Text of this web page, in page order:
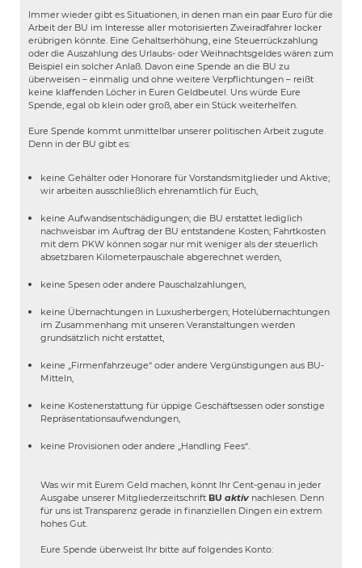
Immer wieder gibt es Situationen, in denen man ein paar Euro für die
Arbeit der BU im Interesse aller motorisierten Zweiradfahrer locker
erübrigen könnte. Eine Gehaltserhöhung, eine Steuerrückzahlung
oder die Auszahlung des Urlaubs- oder Weihnachtsgeldes wären zum
Beispiel ein solcher Anlaß. Davon eine Spende an die BU zu
überweisen – einmalig und ohne weitere Verpflichtungen – reißt
keine klaffenden Löcher in Euren Geldbeutel. Uns würde Eure
Spende, egal ob klein oder groß, aber ein Stück weiterhelfen.
Eure Spende kommt unmittelbar unserer politischen Arbeit zugute.
Denn in der BU gibt es:
keine Gehälter oder Honorare für Vorstandsmitglieder und Aktive;
wir arbeiten ausschließlich ehrenamtlich für Euch,
keine Aufwandsentschädigungen; die BU erstattet lediglich
nachweisbar im Auftrag der BU entstandene Kosten; Fahrtkosten
mit dem PKW können sogar nur mit weniger als der steuerlich
absetzbaren Kilometerpauschale abgerechnet werden,
keine Spesen oder andere Pauschalzahlungen,
keine Übernachtungen in Luxusherbergen; Hotelübernachtungen
im Zusammenhang mit unseren Veranstaltungen werden
grundsätzlich nicht erstattet,
keine „Firmenfahrzeuge“ oder andere Vergünstigungen aus BU-
Mitteln,
keine Kostenerstattung für üppige Geschäftsessen oder sonstige
Repräsentationsaufwendungen,
keine Provisionen oder andere „Handling Fees“.
Was wir mit Eurem Geld machen, könnt Ihr Cent-genau in jeder
Ausgabe unserer Mitgliederzeitschrift BU aktiv nachlesen. Denn
für uns ist Transparenz gerade in finanziellen Dingen ein extrem
hohes Gut.
Eure Spende überweist Ihr bitte auf folgendes Konto: